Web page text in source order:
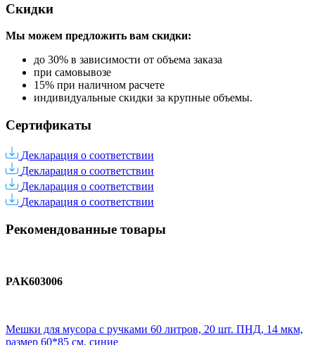
Скидки
Мы можем предложить вам скидки:
до 30% в зависимости от объема заказа
при самовывозе
15% при наличном расчете
индивидуальные скидки за крупные объемы.
Сертификаты
Декларация о соответствии
Декларация о соответствии
Декларация о соответствии
Декларация о соответствии
Рекомендованные товары
PAK603006
Мешки для мусора с ручками 60 литров, 20 шт. ПНД, 14 мкм,
размер 60*85 см, синие